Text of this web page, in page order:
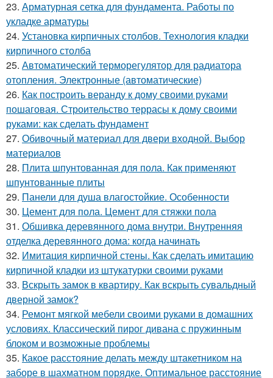
23. Арматурная сетка для фундамента. Работы по
укладке арматуры
24. Установка кирпичных столбов. Технология кладки
кирпичного столба
25. Автоматический терморегулятор для радиатора
отопления. Электронные (автоматические)
26. Как построить веранду к дому своими руками
пошаговая. Строительство террасы к дому своими
руками: как сделать фундамент
27. Обивочный материал для двери входной. Выбор
материалов
28. Плита шпунтованная для пола. Как применяют
шпунтованные плиты
29. Панели для душа влагостойкие. Особенности
30. Цемент для пола. Цемент для стяжки пола
31. Обшивка деревянного дома внутри. Внутренняя
отделка деревянного дома: когда начинать
32. Имитация кирпичной стены. Как сделать имитацию
кирпичной кладки из штукатурки своими руками
33. Вскрыть замок в квартиру. Как вскрыть сувальдный
дверной замок?
34. Ремонт мягкой мебели своими руками в домашних
условиях. Классический пирог дивана с пружинным
блоком и возможные проблемы
35. Какое расстояние делать между штакетником на
заборе в шахматном порядке. Оптимальное расстояние